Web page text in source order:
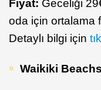
Fiyat: Geceliği
oda için ortalama
Detaylı bilgi için
Waikiki